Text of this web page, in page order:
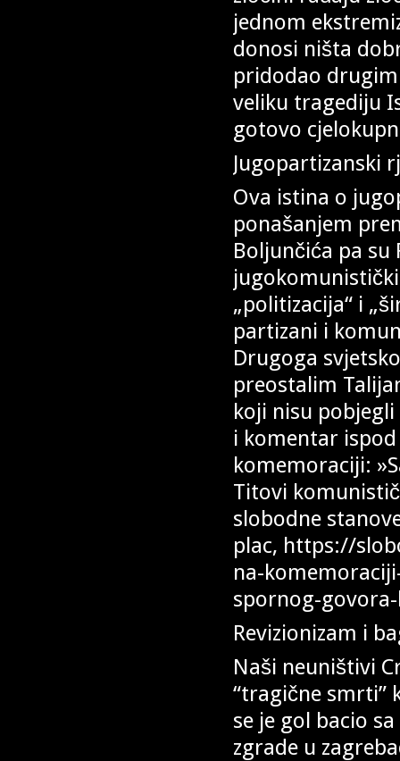
jednom
donosi ništa
pridodao
veliku tragediju
gotovo
Jugopartizanski
Ova istina o
ponašanjem
Boljunčića pa
„politizacija“ i
partizani i
Drugoga
preostalim
koji nisu
i komentar
komemoraciji:
Titovi
slobodne
plac, https://
na-
spornog-
Revizionizam i
Naši neuništivi
“tragične smrti”
se je gol bacio
zgrade u